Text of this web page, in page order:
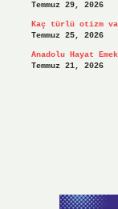
Temmuz 29, 2026
Kaç türlü otizm
Temmuz 25, 2026
Anadolu Hayat
Temmuz 21, 2026